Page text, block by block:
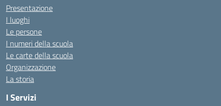
Presentazione
I luoghi
Le persone
I numeri della scuola
Le carte della scuola
Organizzazione
La storia
I Servizi